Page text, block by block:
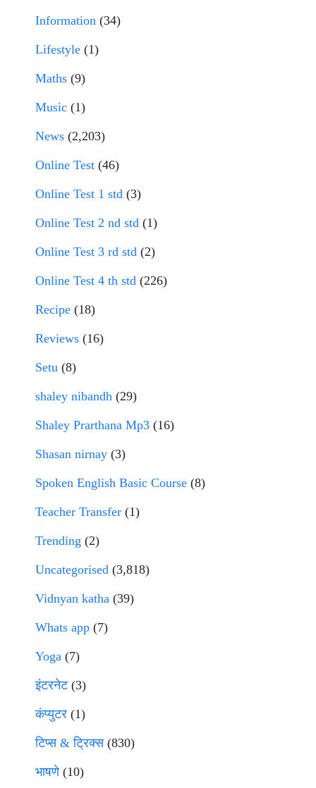
Information (34)
Lifestyle (1)
Maths (9)
Music (1)
News (2,203)
Online Test (46)
Online Test 1 std (3)
Online Test 2 nd std (1)
Online Test 3 rd std (2)
Online Test 4 th std (226)
Recipe (18)
Reviews (16)
Setu (8)
shaley nibandh (29)
Shaley Prarthana Mp3 (16)
Shasan nirnay (3)
Spoken English Basic Course (8)
Teacher Transfer (1)
Trending (2)
Uncategorised (3,818)
Vidnyan katha (39)
Whats app (7)
Yoga (7)
इंटरनेट(3)
कंप्युटर (1)
टिप्स & ट्रिक्स(830)
भाषणे(10)